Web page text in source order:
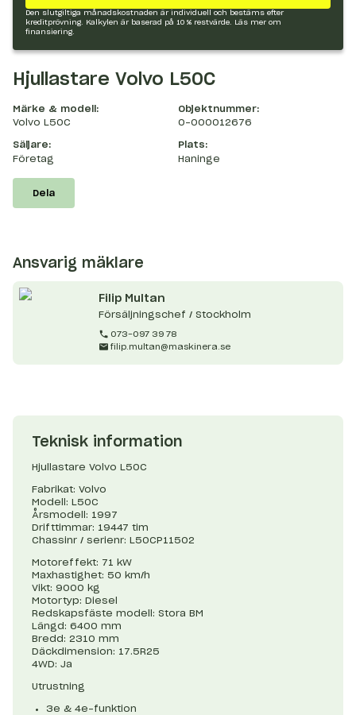
Den slutgiltiga månadskostnaden är individuell och bestäms efter
kreditprövning. Kalkylen är baserad på 10 % restvärde.
Läs mer om
finansiering.
Hjullastare Volvo L50C
Märke & modell:
Volvo L50C
Objektnummer:
O-000012676
Säljare:
Företag
Plats:
Haninge
Dela
Ansvarig mäklare
Filip Multan
Försäljningschef / Stockholm
073-097 39 78
filip.multan@maskinera.se
Teknisk information
Hjullastare Volvo L50C
Fabrikat: Volvo
Modell: L50C
Årsmodell: 1997
Drifttimmar: 19447 tim
Chassinr / serienr: L50CP11502
Motoreffekt: 71 kW
Maxhastighet: 50 km/h
Vikt: 9000 kg
Motortyp: Diesel
Redskapsfäste modell: Stora BM
Längd: 6400 mm
Bredd: 2310 mm
Däckdimension: 17.5R25
4WD: Ja
Utrustning
3e & 4e-funktion